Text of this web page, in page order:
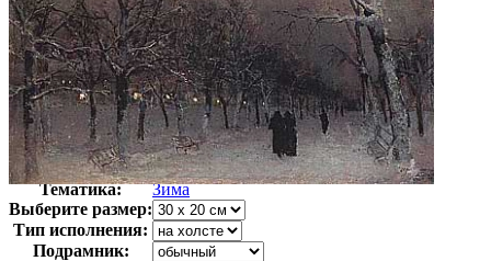
Автор:
Левитан Исаак
Арт-стиль
Русская живопись XIX века
Тематика:
Зима
Выберите размер:
Тип исполнения:
Подрамник: